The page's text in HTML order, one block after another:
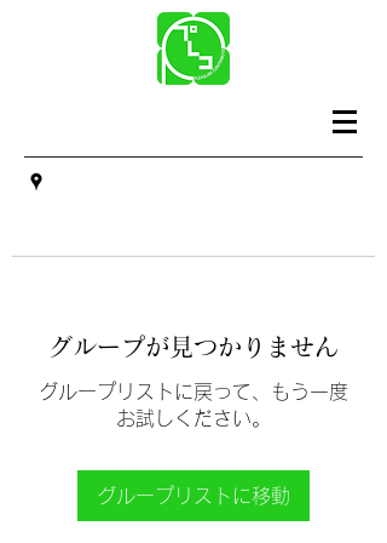
グループが見つかりません
グループリストに戻って、もう一度
お試しください。
グループリストに移動